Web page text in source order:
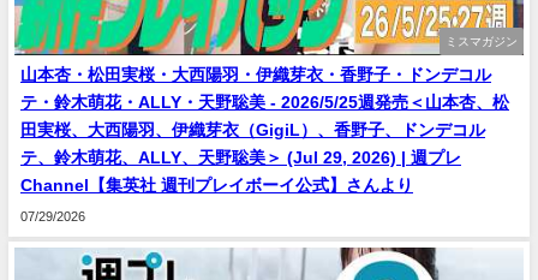
ミスマガジン
山本杏・松田実桜・大西陽羽・伊織芽衣・香野子・ドンデコル
テ・鈴木萌花・ALLY・天野聡美 - 2026/5/25週発売＜山本杏、松
田実桜、大西陽羽、伊織芽衣（GigiL）、香野子、ドンデコル
テ、鈴木萌花、ALLY、天野聡美＞ (Jul 29, 2026) | 週プレ
Channel【集英社 週刊プレイボーイ公式】さんより
07/29/2026